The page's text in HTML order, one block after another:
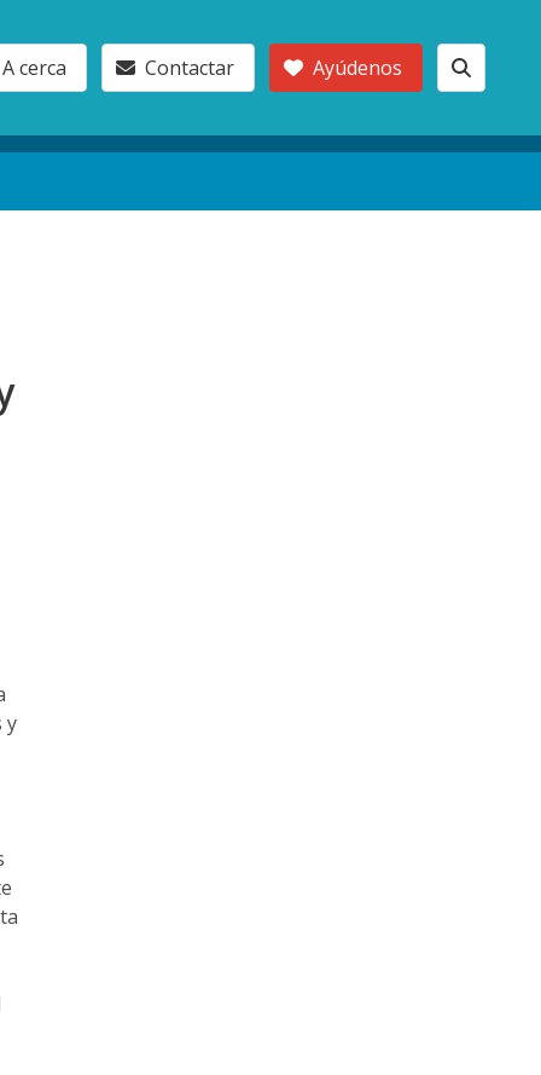
A cerca Contactar Ayúdenos
y